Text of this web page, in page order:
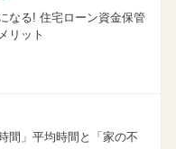
なる! 住宅ローン資金保管
リット
間」平均時間と「家の不